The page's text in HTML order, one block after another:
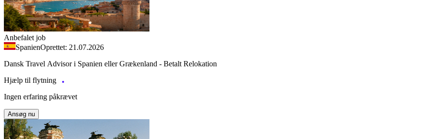
Anbefalet job
SpanienOprettet: 21.07.2026
Dansk Travel Advisor i Spanien eller Grækenland - Betalt Relokation
Hjælp til flytning
Ingen erfaring påkrævet
Ansøg nu